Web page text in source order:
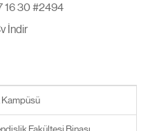
16 30 #2494
İndir
Kampüsü